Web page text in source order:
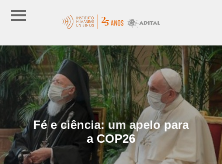
Fé e ciência: um apelo para
a COP26